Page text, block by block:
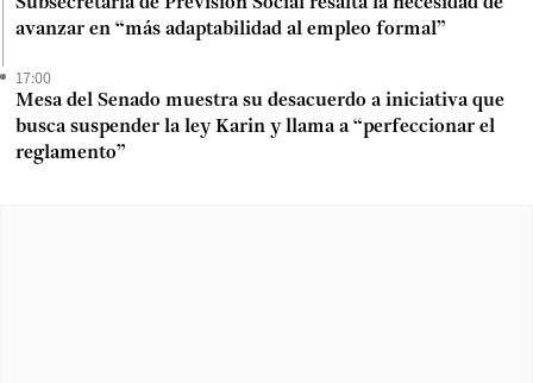
avanzar en “más adaptabilidad al empleo formal”
17:00
Mesa del Senado muestra su desacuerdo a iniciativa que
busca suspender la ley Karin y llama a “perfeccionar el
reglamento”